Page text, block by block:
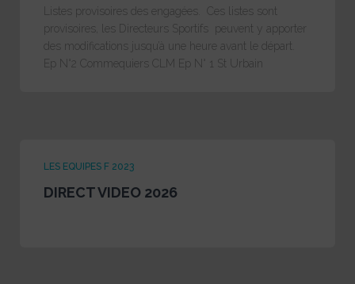
Listes provisoires des engagées. Ces listes sont
provisoires, les Directeurs Sportifs peuvent y apporter
des modifications jusqu’à une heure avant le départ.
Ep N°2 Commequiers CLM Ep N° 1 St Urbain
LES EQUIPES F 2023
DIRECT VIDEO 2026